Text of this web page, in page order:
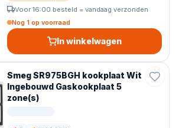
Voor 16:00 besteld = vandaag verzonden
Nog 1 op voorraad
In winkelwagen
Smeg SR975BGH kookplaat Wit
Ingebouwd Gaskookplaat 5
zone(s)